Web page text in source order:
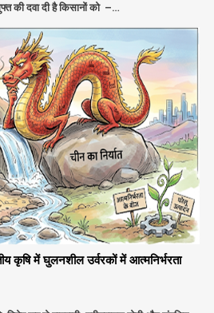
की दवा दी है किसानों को –…
कृषि में घुलनशील उर्वरकों में आत्मनिर्भरता